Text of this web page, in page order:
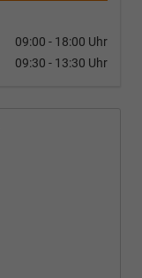
09:00 - 18:00 Uhr
09:30 - 13:30 Uhr